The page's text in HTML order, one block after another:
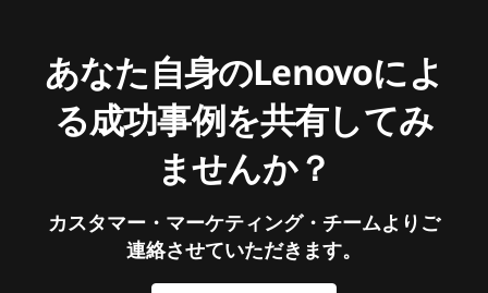
あなた自身のLenovoによ
る成功事例を共有してみ
ませんか？
カスタマー・マーケティング・チームよりご
連絡させていただきます。